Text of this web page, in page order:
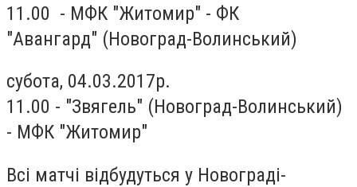
11.00 - МФК "Житомир" - ФК
"Авангард" (Новоград-Волинський)
субота, 04.03.2017р.
11.00 - "Звягель" (Новоград-Волинський)
- МФК "Житомир"
Всі матчі відбудуться у Новограді-